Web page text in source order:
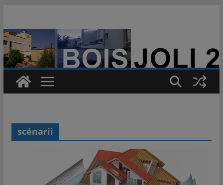
contenu
scénarii